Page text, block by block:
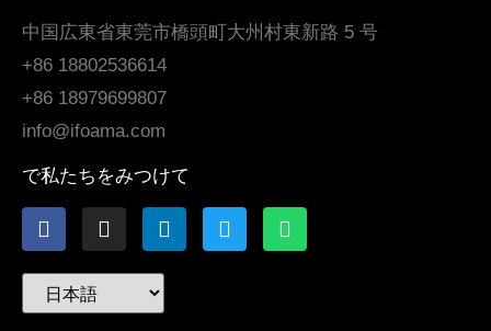
中国広東省東莞市橋頭町大州村東新路 5 号
+86 18802536614
+86 18979699807
info@ifoama.com
で私たちをみつけて